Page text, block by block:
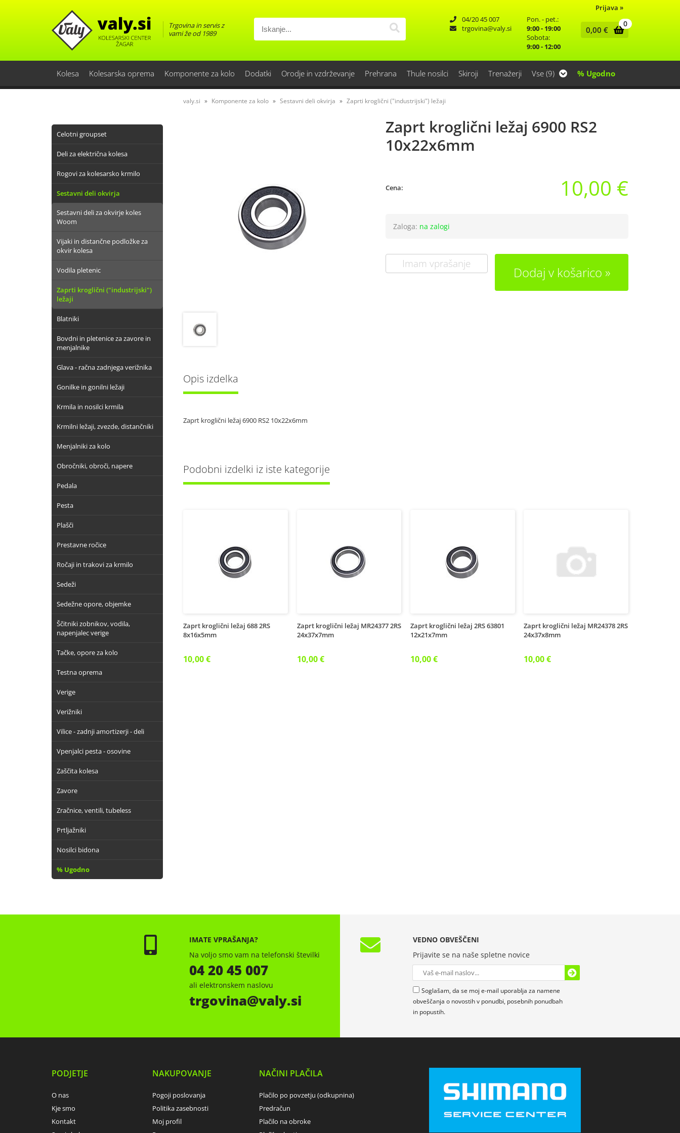
Prijava »
Trgovina in servis z
vami že od 1989
04/20 45 007
trgovina
valy.si
Pon. - pet.:
9:00 - 19:00
Sobota:
9:00 - 12:00
0
0,00 €
Kolesa Kolesarska oprema Komponente za kolo Dodatki Orodje in vzdrževanje Prehrana Thule nosilci Skiroji Trenažerji Vse (9) % Ugodno
Celotni groupset
Deli za električna kolesa
Rogovi za kolesarsko krmilo
Sestavni deli okvirja
Sestavni deli za okvirje koles
Woom
Vijaki in distančne podložke za
okvir kolesa
Vodila pletenic
Zaprti kroglični ("industrijski")
ležaji
Blatniki
Bovdni in pletenice za zavore in
menjalnike
Glava - račna zadnjega verižnika
Gonilke in gonilni ležaji
Krmila in nosilci krmila
Krmilni ležaji, zvezde, distančniki
Menjalniki za kolo
Obročniki, obroči, napere
Pedala
Pesta
Plašči
Prestavne ročice
Ročaji in trakovi za krmilo
Sedeži
Sedežne opore, objemke
Ščitniki zobnikov, vodila,
napenjalec verige
Tačke, opore za kolo
Testna oprema
Verige
Verižniki
Vilice - zadnji amortizerji - deli
Vpenjalci pesta - osovine
Zaščita kolesa
Zavore
Zračnice, ventili, tubeless
Prtljažniki
Nosilci bidona
% Ugodno
valy.si Komponente za kolo Sestavni deli okvirja Zaprti kroglični ("industrijski") ležaji
Zaprt kroglični ležaj 6900 RS2
10x22x6mm
Cena: 10,00 €
Zaloga: na zalogi
Imam vprašanje
Dodaj v košarico
Opis izdelka
Zaprt kroglični ležaj 6900 RS2 10x22x6mm
Podobni izdelki iz iste kategorije
Zaprt kroglični ležaj 688 2RS
8x16x5mm
10,00 €
Zaprt kroglični ležaj MR24377 2RS
24x37x7mm
10,00 €
Zaprt kroglični ležaj 2RS 63801
12x21x7mm
10,00 €
Zaprt kroglični ležaj MR24378 2RS
24x37x8mm
10,00 €
IMATE VPRAŠANJA?
Na voljo smo vam na telefonski številki
04 20 45 007
ali elektronskem naslovu
trgovina valy.si
VEDNO OBVEŠČENI
Prijavite se na naše spletne novice
Soglašam, da se moj e-mail uporablja za namene
obveščanja o novostih v ponudbi, posebnih ponudbah
in popustih.
PODJETJE
O nas
Kje smo
Kontakt
NAKUPOVANJE
Pogoji poslovanja
Politika zasebnosti
Moj profil
NAČINI PLAČILA
Plačilo po povzetju (odkupnina)
Predračun
Plačilo na obroke